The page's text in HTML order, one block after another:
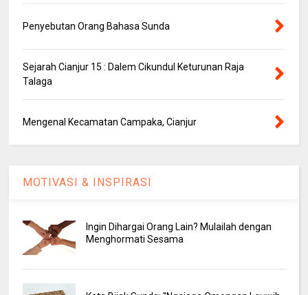
Penyebutan Orang Bahasa Sunda
Sejarah Cianjur 15 : Dalem Cikundul Keturunan Raja
Talaga
Mengenal Kecamatan Campaka, Cianjur
MOTIVASI & INSPIRASI
Ingin Dihargai Orang Lain? Mulailah dengan
Menghormati Sesama